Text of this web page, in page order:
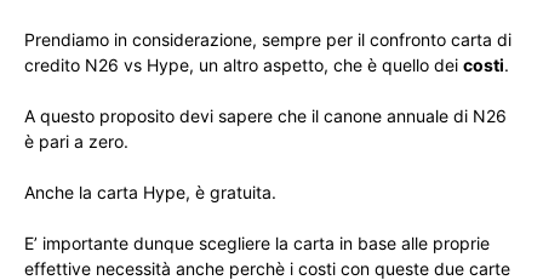
Prendiamo in considerazione, sempre per il confronto carta di
credito N26 vs Hype, un altro aspetto, che è quello dei costi.
A questo proposito devi sapere che il canone annuale di N26
è pari a zero.
Anche la carta Hype, è gratuita.
E’ importante dunque scegliere la carta in base alle proprie
effettive necessità anche perchè i costi con queste due carte